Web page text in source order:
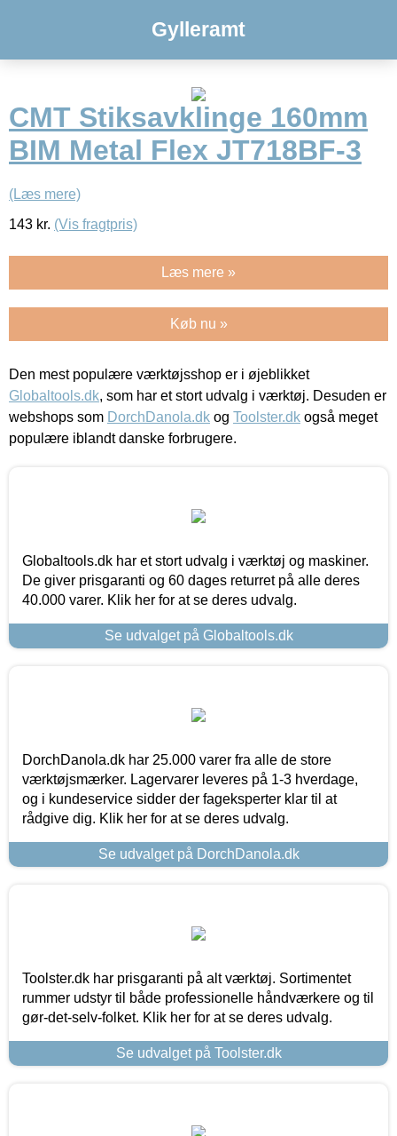
Gylleramt
CMT Stiksavklinge 160mm
BIM Metal Flex JT718BF-3
(Læs mere)
143 kr. (Vis fragtpris)
Læs mere »
Køb nu »
Den mest populære værktøjsshop er i øjeblikket
Globaltools.dk, som har et stort udvalg i værktøj. Desuden er
webshops som DorchDanola.dk og Toolster.dk også meget
populære iblandt danske forbrugere.
Globaltools.dk har et stort udvalg i værktøj og maskiner.
De giver prisgaranti og 60 dages returret på alle deres
40.000 varer. Klik her for at se deres udvalg.
Se udvalget på Globaltools.dk
DorchDanola.dk har 25.000 varer fra alle de store
værktøjsmærker. Lagervarer leveres på 1-3 hverdage,
og i kundeservice sidder der fageksperter klar til at
rådgive dig. Klik her for at se deres udvalg.
Se udvalget på DorchDanola.dk
Toolster.dk har prisgaranti på alt værktøj. Sortimentet
rummer udstyr til både professionelle håndværkere og til
gør-det-selv-folket. Klik her for at se deres udvalg.
Se udvalget på Toolster.dk